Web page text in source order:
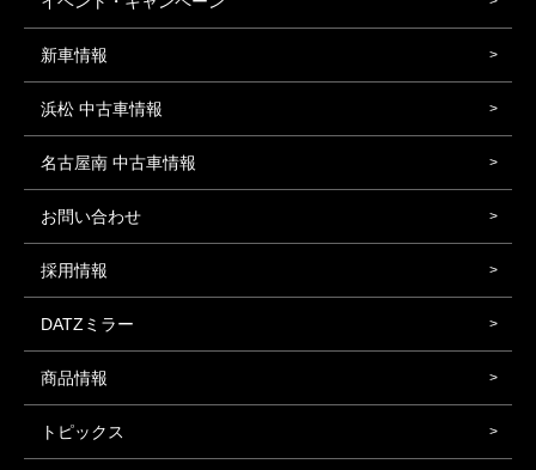
新車情報
浜松 中古車情報
名古屋南 中古車情報
お問い合わせ
採用情報
DATZミラー
商品情報
トピックス